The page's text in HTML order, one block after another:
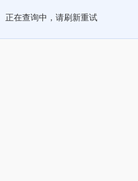
正在查询中，请刷新重试